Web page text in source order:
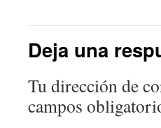
Deja una
Tu dirección de
campos